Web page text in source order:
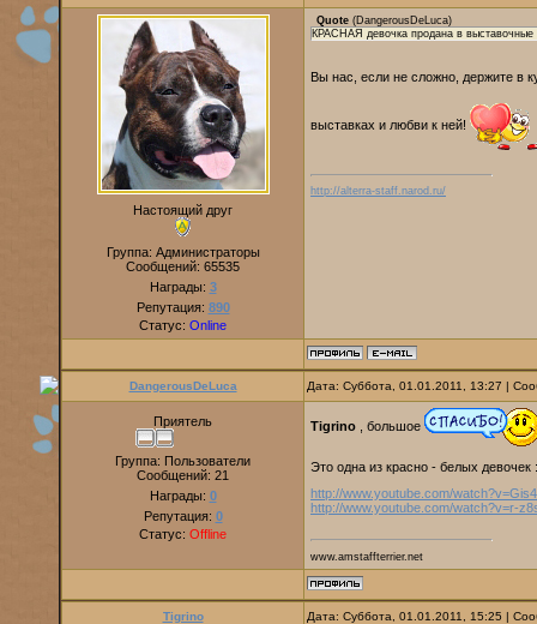
Настоящий друг
Группа: Администраторы
Сообщений: 65535
Награды: 3
Репутация: 890
Статус: Online
Quote (DangerousDeLuca)
КРАСНАЯ девочка продана в выставочные
Вы нас, если не сложно, держите в
выставках и любви к ней!
http://alterra-staff.narod.ru/
DangerousDeLuca Дата: Суббота, 01.01.2011, 13:27 |
Приятель
Группа: Пользователи
Сообщений: 21
Награды: 0
Репутация: 0
Статус: Offline
Tigrino , большое
Это однa из красно - белых девочек :
http://www.youtube.com/
http://www.youtube.com/watch?v=r-
www.amstaffterrier.net
Tigrino Дата: Суббота, 01.01.2011, 15:25 |